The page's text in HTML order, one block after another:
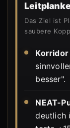
Das Ziel ist
saubere
besser".
NEAT-
deutlich